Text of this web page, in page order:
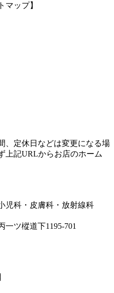
マップ】
、定休日などは変更になる場
上記URLからお店のホーム
児科・皮膚科・放射線科
ツ樅道下1195-701